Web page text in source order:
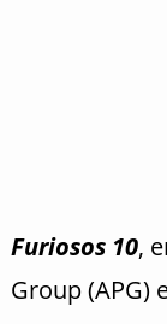
Furiosos 10,
Group (APG)